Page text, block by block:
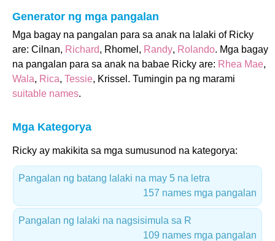
Generator ng mga pangalan
Mga bagay na pangalan para sa anak na lalaki of Ricky
are: Cilnan, Richard, Rhomel, Randy, Rolando. Mga bagay
na pangalan para sa anak na babae Ricky are: Rhea Mae,
Wala, Rica, Tessie, Krissel. Tumingin pa ng marami
suitable names.
Mga Kategorya
Ricky ay makikita sa mga sumusunod na kategorya:
Pangalan ng batang lalaki na may 5 na letra
157 names mga pangalan
Pangalan ng lalaki na nagsisimula sa R
109 names mga pangalan